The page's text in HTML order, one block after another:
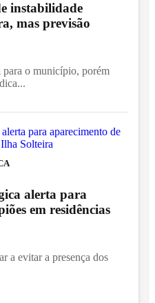
instabilidade
mas previsão
o município, porém
alerta para
em residências
a evitar a presença dos